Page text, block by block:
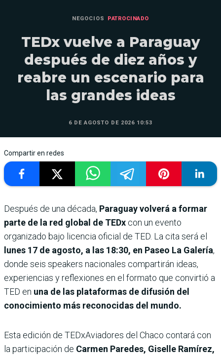
NEGOCIOS PATROCINADO
TEDx vuelve a Paraguay
después de diez años y
reabre un escenario para
las grandes ideas
6 DE AGOSTO DE 2026 10:53
Compartir en redes
Después de una década, Paraguay volverá a formar
parte de la red global de TEDx con un evento
organizado bajo licencia oficial de TED. La cita será el
lunes 17 de agosto, a las 18:30, en Paseo La Galería,
donde seis speakers nacionales compartirán ideas,
experiencias y reflexiones en el formato que convirtió a
TED en una de las plataformas de difusión del
conocimiento más reconocidas del mundo.
Esta edición de TEDxAviadores del Chaco contará con
la participación de Carmen Paredes, Giselle Ramírez,